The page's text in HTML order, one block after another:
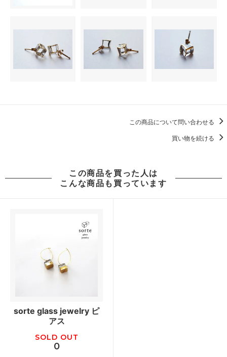
この商品について問い合わせる
買い物を続ける
この商品を買った人は
こんな商品も買っています
sorte glass jewelry ピ
アス
SOLD OUT
0